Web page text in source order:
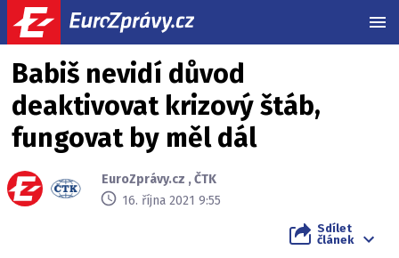
Babiš nevidí důvod
deaktivovat krizový štáb,
fungovat by měl dál
EuroZprávy.cz ,ČTK
16. října 2021 9:55
Sdílet
článek